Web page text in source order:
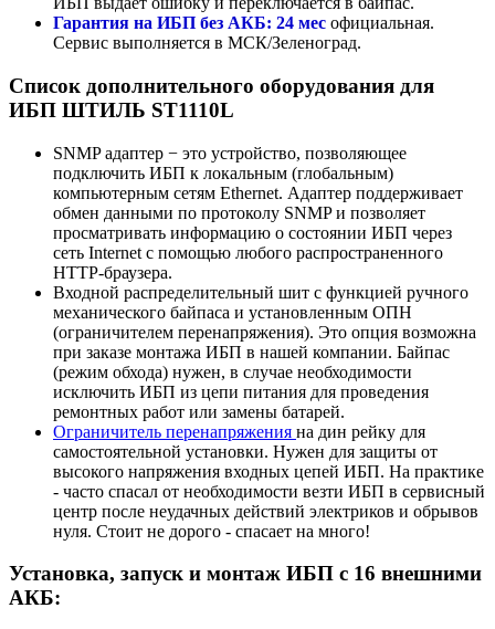
Гарантия на ИБП без АКБ: 24 мес официальная.
Сервис выполняется в МСК/Зеленоград.
Список дополнительного оборудования для
ИБП ШТИЛЬ ST1110L
SNMP адаптер − это устройство, позволяющее
подключить ИБП к локальным (глобальным)
компьютерным сетям Ethernet. Адаптер поддерживает
обмен данными по протоколу SNMP и позволяет
просматривать информацию о состоянии ИБП через
сеть Internet с помощью любого распространенного
HTTP-браузера.
Входной распределительный шит с функцией ручного
механического байпаса и установленным ОПН
(ограничителем перенапряжения). Это опция возможна
при заказе монтажа ИБП в нашей компании. Байпас
(режим обхода) нужен, в случае необходимости
исключить ИБП из цепи питания для проведения
ремонтных работ или замены батарей.
Ограничитель перенапряжения на дин рейку для
самостоятельной установки. Нужен для защиты от
высокого напряжения входных цепей ИБП. На практике
- часто спасал от необходимости везти ИБП в сервисный
центр после неудачных действий электриков и обрывов
нуля. Стоит не дорого - спасает на много!
Установка, запуск и монтаж ИБП с 16 внешними
АКБ: